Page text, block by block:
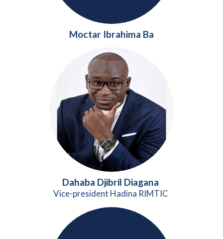
Moctar Ibrahima Ba
Dahaba Djibril Diagana
Vice-president Hadina RIMTIC